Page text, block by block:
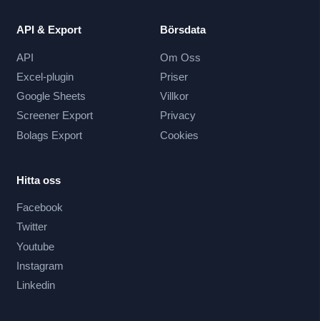
API & Export
API
Excel-plugin
Google Sheets
Screener Export
Bolags Export
Börsdata
Om Oss
Priser
Villkor
Privacy
Cookies
Hitta oss
Facebook
Twitter
Youtube
Instagram
Linkedin